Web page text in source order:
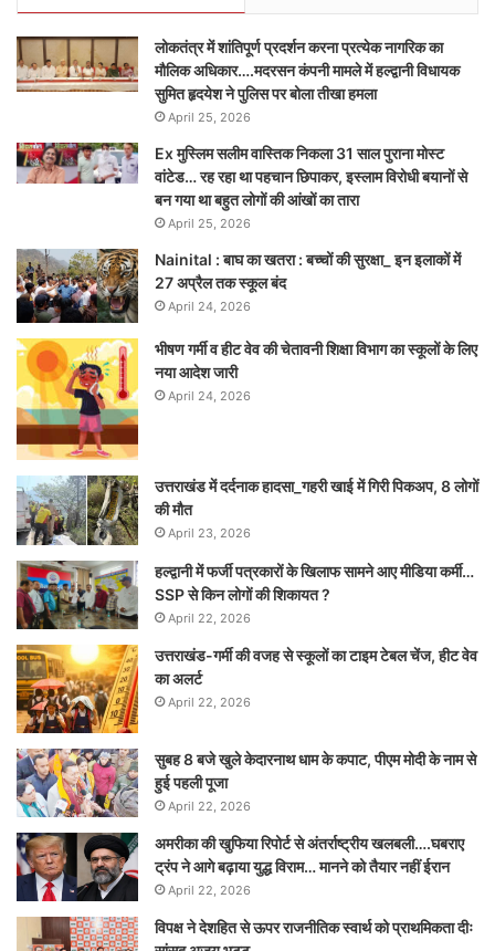
लोकतंत्र में शांतिपूर्ण प्रदर्शन करना प्रत्येक नागरिक का
मौलिक अधिकार….मदरसन कंपनी मामले में हल्द्वानी विधायक
सुमित हृदयेश ने पुलिस पर बोला तीखा हमला
April 25, 2026
Ex मुस्लिम सलीम वास्तिक निकला 31 साल पुराना मोस्ट
वांटेड… रह रहा था पहचान छिपाकर, इस्लाम विरोधी बयानों से
बन गया था बहुत लोगों की आंखों का तारा
April 25, 2026
Nainital : बाघ का खतरा : बच्चों की सुरक्षा_ इन इलाकों में
27 अप्रैल तक स्कूल बंद
April 24, 2026
भीषण गर्मी व हीट वेव की चेतावनी शिक्षा विभाग का स्कूलों के लिए
नया आदेश जारी
April 24, 2026
उत्तराखंड में दर्दनाक हादसा_गहरी खाई में गिरी पिकअप, 8 लोगों
की मौत
April 23, 2026
हल्द्वानी में फर्जी पत्रकारों के खिलाफ सामने आए मीडिया कर्मी…
SSP से किन लोगों की शिकायत ?
April 22, 2026
उत्तराखंड-गर्मी की वजह से स्कूलों का टाइम टेबल चेंज, हीट वेव
का अलर्ट
April 22, 2026
सुबह 8 बजे खुले केदारनाथ धाम के कपाट, पीएम मोदी के नाम से
हुई पहली पूजा
April 22, 2026
अमरीका की खुफिया रिपोर्ट से अंतर्राष्ट्रीय खलबली….घबराए
ट्रंप ने आगे बढ़ाया युद्ध विराम… मानने को तैयार नहीं ईरान
April 22, 2026
विपक्ष ने देशहित से ऊपर राजनीतिक स्वार्थ को प्राथमिकता दीः